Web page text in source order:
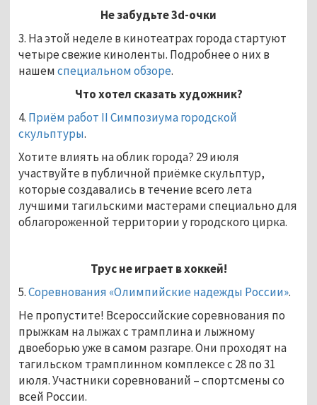
Не забудьте 3d-очки
3. На этой неделе в кинотеатрах города стартуют
четыре свежие киноленты. Подробнее о них в
нашемспециальном обзоре.
Что хотел сказать художник?
4. Приём работ II Симпозиума городской
скульптуры.
Хотите влиять на облик города? 29 июля
участвуйте в публичной приёмке скульптур,
которые создавались в течение всего лета
лучшими тагильскими мастерами специально для
облагороженной территории у городского цирка.
Трус не играет в хоккей!
5.Соревнования «Олимпийские надежды России».
Не пропустите! Всероссийские соревнования по
прыжкам на лыжах с трамплина и лыжному
двоеборью уже в самом разгаре. Они проходят на
тагильском трамплинном комплексе с 28 по 31
июля. Участники соревнований – спортсмены со
всей России.